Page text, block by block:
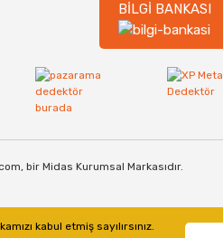
kabul etmiş sayılırsınız.
BİLGİ BANKASI
bir Midas Kurumsal Markasıdır.